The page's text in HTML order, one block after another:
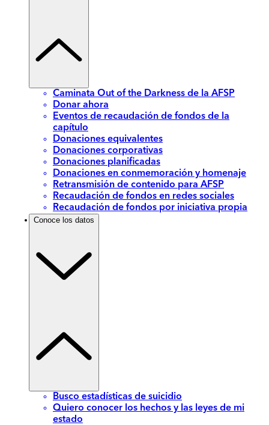
Caminata Out of the Darkness de la AFSP
Donar ahora
Eventos de recaudación de fondos de la
capítulo
Donaciones equivalentes
Donaciones corporativas
Donaciones planificadas
Donaciones en conmemoración y homenaje
Retransmisión de contenido para AFSP
Recaudación de fondos en redes sociales
Recaudación de fondos por iniciativa propia
Conoce los datos
Busco estadísticas de suicidio
Quiero conocer los hechos y las leyes de mi
estado